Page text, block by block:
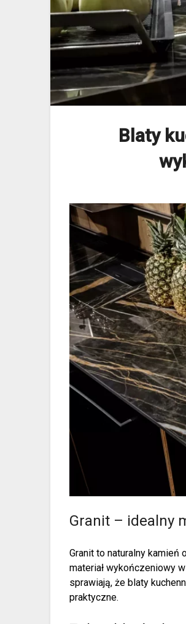
Blaty
Granit – idealny
Granit to naturalny
materiał wykończeniowy
sprawiają, że blaty
praktyczne.